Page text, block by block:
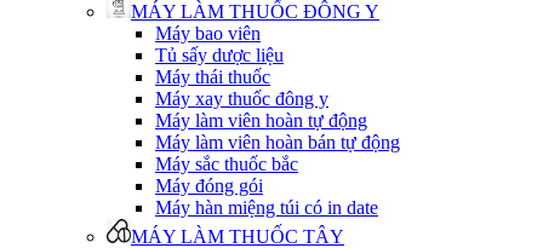
MÁY LÀM THUỐC ĐÔNG Y
Máy bao viên
Tủ sấy dược liệu
Máy thái thuốc
Máy xay thuốc đông y
Máy làm viên hoàn tự động
Máy làm viên hoàn bán tự động
Máy sắc thuốc bắc
Máy đóng gói
Máy hàn miệng túi có in date
MÁY LÀM THUỐC TÂY